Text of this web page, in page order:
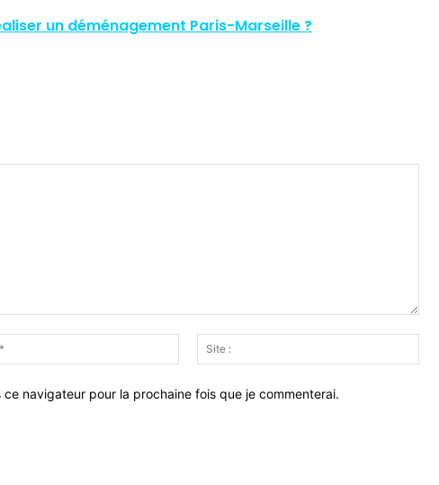
un déménagement Paris-Marseille ?
Email
:*
:
navigateur pour la prochaine fois que je commenterai.